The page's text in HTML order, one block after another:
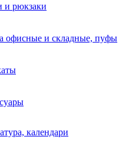
и рюкзаки
офисные и складные, пуфы
календари